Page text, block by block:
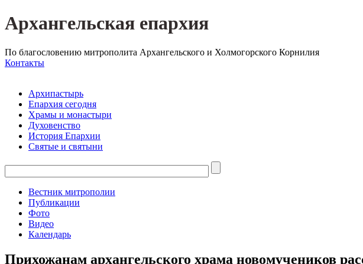
Архангельская епархия
По благословению митрополита Архангельского и Холмогорского Корнилия
Контакты
Архипастырь
Епархия сегодня
Храмы и монастыри
Духовенство
История Епархии
Святые и святыни
Вестник митрополии
Публикации
Фото
Видео
Календарь
Прихожанам архангельского храма новомучеников